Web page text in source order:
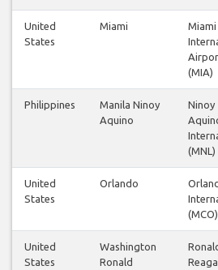
United
States
Miami
Miami
(MIA)
Philippines
Manila Ninoy
Aquino
Ninoy
(MNL)
United
States
Orlando
(MCO)
United
States
Washington
Ronald